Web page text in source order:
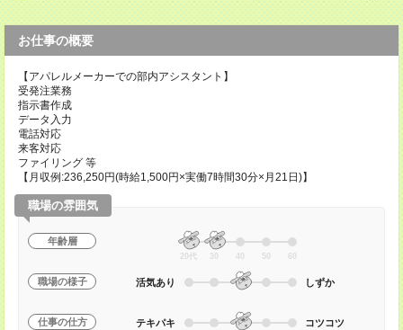
お仕事の概要
【アパレルメーカーでの部内アシスタント】
受発注業務
指示書作成
データ入力
電話対応
来客対応
ファイリング 等
【月収例:236,250円(時給1,500円×実働7時間30分×月21日)】
職場の雰囲気
年齢層
20代 30 40 50 60
職場の様子 活気あり しずか
仕事の仕方 テキパキ コツコツ